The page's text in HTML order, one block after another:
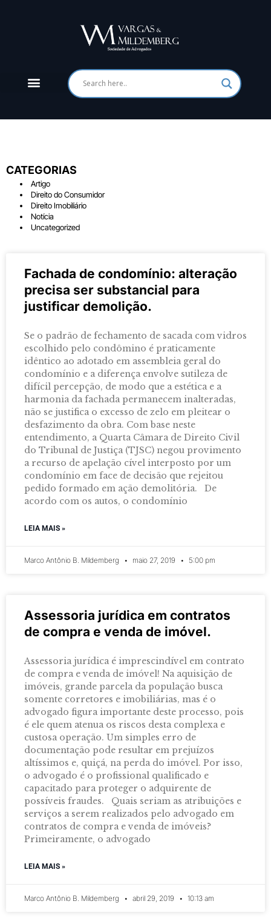
CATEGORIAS
Artigo
Direito do Consumidor
Direito Imobiliário
Notícia
Uncategorized
Fachada de condomínio: alteração
precisa ser substancial para
justificar demolição.
Se o padrão de fechamento de sacada com vidros
escolhido pelo condômino é praticamente
idêntico ao adotado em assembleia geral do
condomínio e a diferença envolve sutileza de
difícil percepção, de modo que a estética e a
harmonia da fachada permanecem inalteradas,
não se justifica o excesso de zelo em pleitear o
desfazimento da obra. Com base neste
entendimento, a Quarta Câmara de Direito Civil
do Tribunal de Justiça (TJSC) negou provimento
a recurso de apelação cível interposto por um
condomínio em face de decisão que rejeitou
pedido formado em ação demolitória. De
acordo com os autos, o condomínio
LEIA MAIS »
Marco Antônio B. Mildemberg maio 27, 2019 5:00 pm
Assessoria jurídica em contratos
de compra e venda de imóvel.
Assessoria jurídica é imprescindível em contrato
de compra e venda de imóvel! Na aquisição de
imóveis, grande parcela da população busca
somente corretores e imobiliárias, mas é o
advogado figura importante deste processo, pois
é ele quem atenua os riscos desta complexa e
custosa operação. Um simples erro de
documentação pode resultar em prejuízos
altíssimos e, quiçá, na perda do imóvel. Por isso,
o advogado é o profissional qualificado e
capacitado para proteger o adquirente de
possíveis fraudes. Quais seriam as atribuições e
serviços a serem realizados pelo advogado em
contratos de compra e venda de imóveis?
Primeiramente, o advogado
LEIA MAIS »
Marco Antônio B. Mildemberg abril 29, 2019 10:13 am